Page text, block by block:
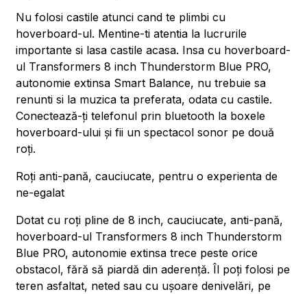
Nu folosi castile atunci cand te plimbi cu
hoverboard-ul. Mentine-ti atentia la lucrurile
importante si lasa castile acasa. Insa cu hoverboard-
ul Transformers 8 inch Thunderstorm Blue PRO,
autonomie extinsa Smart Balance, nu trebuie sa
renunti si la muzica ta preferata, odata cu castile.
Conectează-ți telefonul prin bluetooth la boxele
hoverboard-ului și fii un spectacol sonor pe două
roți.
Roți anti-pană, cauciucate, pentru o experienta de
ne-egalat
Dotat cu roți pline de 8 inch, cauciucate, anti-pană,
hoverboard-ul Transformers 8 inch Thunderstorm
Blue PRO, autonomie extinsa trece peste orice
obstacol, fără să piardă din aderență. Îl poți folosi pe
teren asfaltat, neted sau cu ușoare denivelări, pe